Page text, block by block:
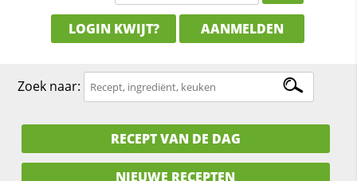
LOGIN KWIJT? AANMELDEN
Zoek naar:
RECEPT VAN DE DAG
NIEUWE RECEPTEN